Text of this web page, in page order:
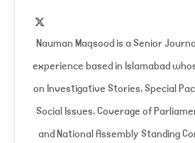
Nauman Maqsood is a Senior
experience based in Islamabad
on Investigative Stories, Special
Social Issues, Coverage of
and National Assembly Standing